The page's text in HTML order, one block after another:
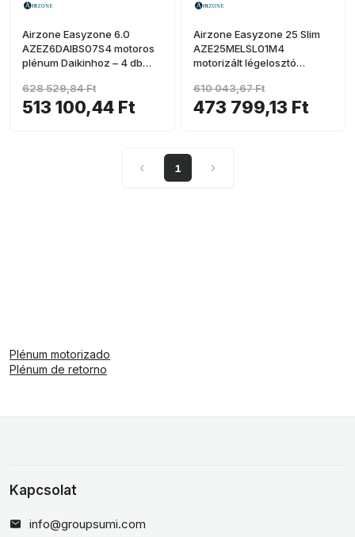
Airzone Easyzone 6.0
AZEZ6DAIBS07S4 motoros
plénum Daikinhoz – 4 db
(közepes kapacitás)
513 100,44 Ft
628 529,84 Ft
Airzone Easyzone 25 Slim
AZE25MELSL01M4
motorizált légelosztó
kimenet Ø150 mm (alacsony
profil)
473 799,13 Ft
610 043,67 Ft
1
Plénum motorizado
Plénum de retorno
Kapcsolat
info@groupsumi.com